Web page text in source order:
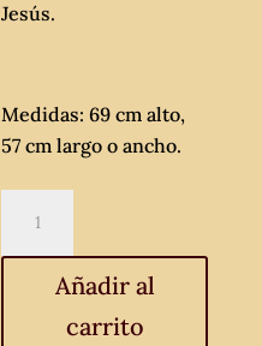
Jesús.
Medidas: 69 cm alto,
57 cm largo o ancho.
antiguo
sagrado
corazónAñadir al
carrito